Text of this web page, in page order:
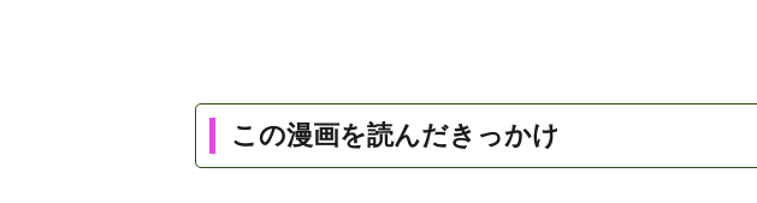
この漫画を読んだきっかけ